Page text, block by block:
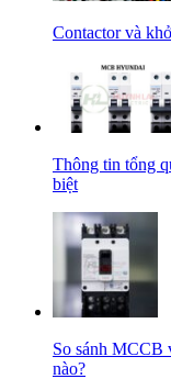
Contactor và
Thông tin tổng
biệt
So sánh MCCB
nào?